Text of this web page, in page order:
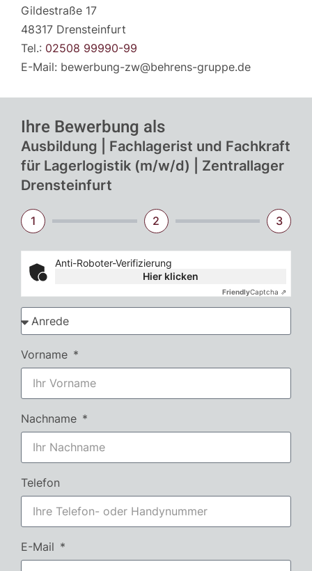
Gildestraße 17
48317 Drensteinfurt
Tel.: 02508 99990-99
E-Mail: bewerbung-zw@behrens-gruppe.de
Ihre Bewerbung als
Ausbildung | Fachlagerist und Fachkraft
für Lagerlogistik (m/w/d) | Zentrallager
Drensteinfurt
1 2 3
Anti-Roboter-Verifizierung
Hier klicken
FriendlyCaptcha ⇗
Vorname
Nachname
Telefon
E-Mail